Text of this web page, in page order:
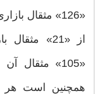
«126» مثقال
از «21»
«105»